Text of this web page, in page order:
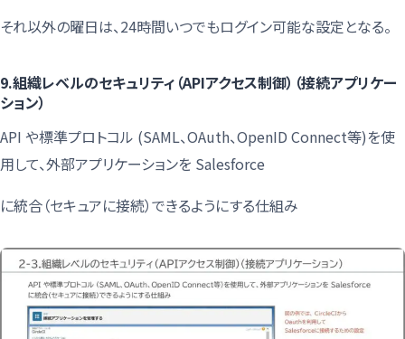
それ以外の曜日は、24時間いつでもログイン可能な設定となる。
9.組織レベルのセキュリティ（APIアクセス制御）（接続アプリケー
ション）
API や標準プロトコル (SAML、OAuth、OpenID Connect等)を使
用して、外部アプリケーションを Salesforce
に統合（セキュアに接続）できるようにする仕組み